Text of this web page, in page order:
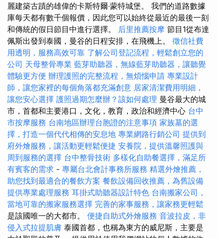
麗建築古蹟的雄偉的卡斯特爾·蒙特城堡。 我們的道路數據
庫每天都有數千個報價，因此您可以始終從最近的最後一刻
和傳統的假日節目中進行選擇。 后里推薦按摩 節目1從布達
佩斯出發到泰國，曼谷的日程安排，在飛機上。 徵信社費
用透明，服務高效可靠 了解公司登記流程，輕鬆創立您的
公司 天母整骨專業 藍芽助聽器，無線藍芽助聽器，讓聽覺
體驗更方便 辦理護照的完整流程，無煩惱申請 專業設計
師，讓您家裡的每個角落都充滿創意 居家清潔費用明細，
讓您安心選擇 護照過期怎麼辦？該如何處理 曼谷最大的城
市，首都和主要港口，文化，教育，政治和經濟中心 台中
市按摩服務 台南地區辦理台胞證的注意事項 家族墓的選
擇，打造一個代代相傳的安息地 專業網路行銷公司 提供到
府外燴服務，讓活動更輕鬆便捷 安養院，提供溫馨照護與
周到服務的選擇 台中整骨技術 多樣化自助餐選擇，滿足所
有賓客的需求 - 專屬台北會計事務所服務 精選外燴推薦，
助您找到最適合的餐飲方案 餐飲設備回收推薦，為舊設備
提供專業處理服務 耳掛式助聽器設計特色 台南搬家公司，
當地可靠的搬家服務選擇 完善的家事服務，讓家務更輕鬆
是該國唯一的大都市。 便捷自助式外燴服務 音波拉皮，非
侵入式拉提肌膚 泰國首都，也稱為東方的威尼斯，主要是